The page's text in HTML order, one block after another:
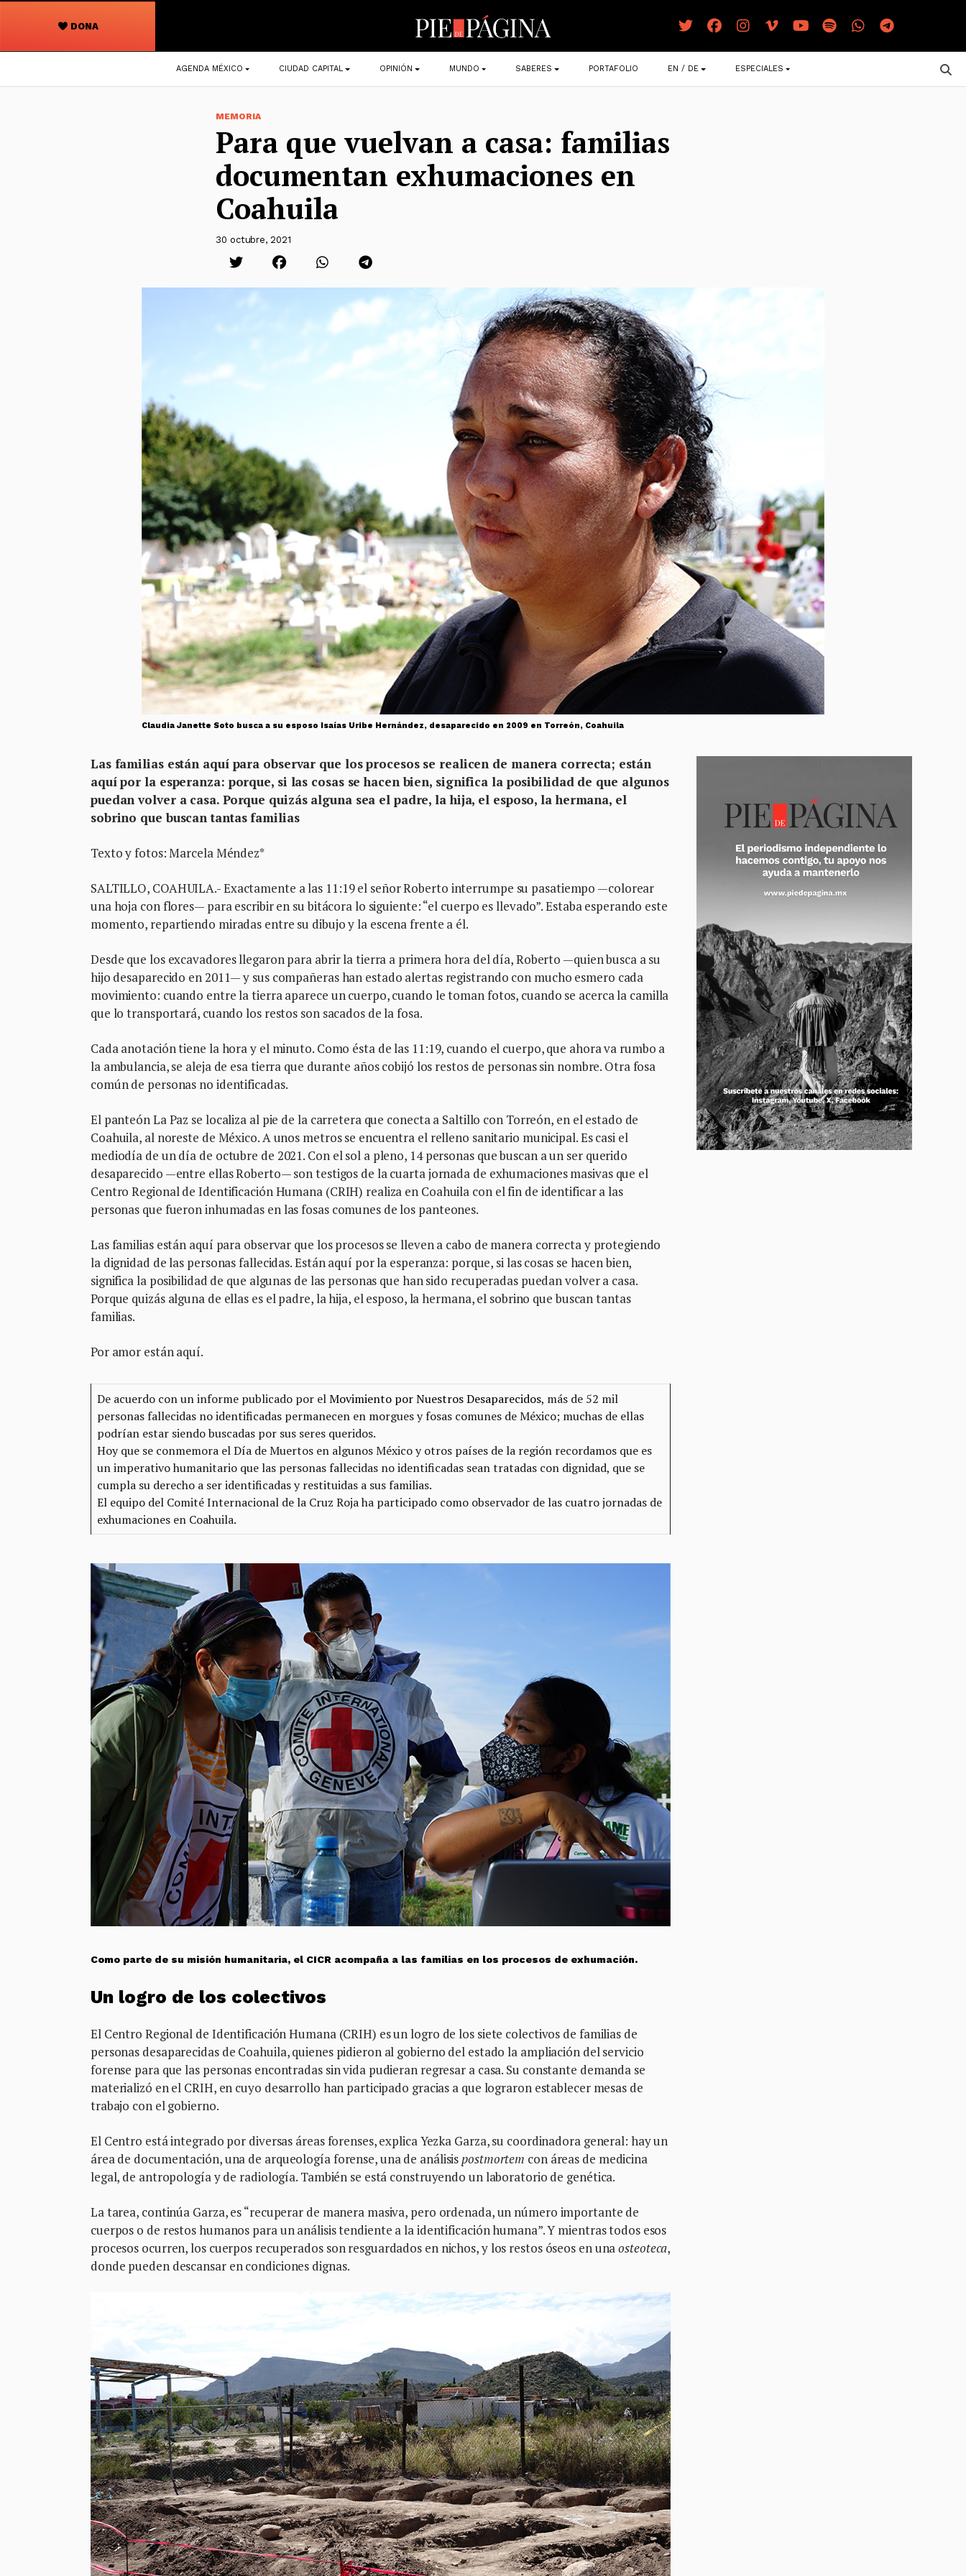
DONA
Navegación
principal
AGENDA MÉXICO CIUDAD CAPITAL OPINIÓN MUNDO SABERES PORTAFOLIO EN / DE ESPECIALES
MEMORIA
Para que vuelvan a casa: familias
documentan exhumaciones en
Coahuila
30 octubre, 2021
Claudia Janette Soto busca a su esposo Isaías Uribe Hernández, desaparecido en 2009 en Torreón, Coahuila
Las familias están aquí para observar que los procesos se realicen de manera correcta; están
aquí por la esperanza: porque, si las cosas se hacen bien, significa la posibilidad de que algunos
puedan volver a casa. Porque quizás alguna sea el padre, la hija, el esposo, la hermana, el
sobrino que buscan tantas familias
Texto y fotos: Marcela Méndez*
SALTILLO, COAHUILA.- Exactamente a las 11:19 el señor Roberto interrumpe su pasatiempo —colorear
una hoja con flores— para escribir en su bitácora lo siguiente: “el cuerpo es llevado”. Estaba esperando este
momento, repartiendo miradas entre su dibujo y la escena frente a él.
Desde que los excavadores llegaron para abrir la tierra a primera hora del día, Roberto —quien busca a su
hijo desaparecido en 2011— y sus compañeras han estado alertas registrando con mucho esmero cada
movimiento: cuando entre la tierra aparece un cuerpo, cuando le toman fotos, cuando se acerca la camilla
que lo transportará, cuando los restos son sacados de la fosa.
Cada anotación tiene la hora y el minuto. Como ésta de las 11:19, cuando el cuerpo, que ahora va rumbo a
la ambulancia, se aleja de esa tierra que durante años cobijó los restos de personas sin nombre. Otra fosa
común de personas no identificadas.
El panteón La Paz se localiza al pie de la carretera que conecta a Saltillo con Torreón, en el estado de
Coahuila, al noreste de México. A unos metros se encuentra el relleno sanitario municipal. Es casi el
mediodía de un día de octubre de 2021. Con el sol a pleno, 14 personas que buscan a un ser querido
desaparecido —entre ellas Roberto— son testigos de la cuarta jornada de exhumaciones masivas que el
Centro Regional de Identificación Humana (CRIH) realiza en Coahuila con el fin de identificar a las
personas que fueron inhumadas en las fosas comunes de los panteones.
Las familias están aquí para observar que los procesos se lleven a cabo de manera correcta y protegiendo
la dignidad de las personas fallecidas. Están aquí por la esperanza: porque, si las cosas se hacen bien,
significa la posibilidad de que algunas de las personas que han sido recuperadas puedan volver a casa.
Porque quizás alguna de ellas es el padre, la hija, el esposo, la hermana, el sobrino que buscan tantas
familias.
Por amor están aquí.
De acuerdo con un informe publicado por elMovimiento por Nuestros Desaparecidos, más de 52 mil
personas fallecidas no identificadas permanecen en morgues y fosas comunes de México; muchas de ellas
podrían estar siendo buscadas por sus seres queridos.
Hoy que se conmemora el Día de Muertos en algunos México y otros países de la región recordamos que es
un imperativo humanitario que las personas fallecidas no identificadas sean tratadas con dignidad, que se
cumpla su derecho a ser identificadas y restituidas a sus familias.
El equipo del Comité Internacional de la Cruz Roja ha participado como observador de las cuatro jornadas de
exhumaciones en Coahuila.
Como parte de su misión humanitaria, el CICR acompaña a las familias en los procesos de exhumación.
Un logro de los colectivos
El Centro Regional de Identificación Humana (CRIH) es un logro de los siete colectivos de familias de
personas desaparecidas de Coahuila, quienes pidieron al gobierno del estado la ampliación del servicio
forense para que las personas encontradas sin vida pudieran regresar a casa. Su constante demanda se
materializó en el CRIH, en cuyo desarrollo han participado gracias a que lograron establecer mesas de
trabajo con el gobierno.
El Centro está integrado por diversas áreas forenses, explica Yezka Garza, su coordinadora general: hay un
área de documentación, una de arqueología forense, una de análisispostmortem con áreas de medicina
legal, de antropología y de radiología. También se está construyendo un laboratorio de genética.
La tarea, continúa Garza, es “recuperar de manera masiva, pero ordenada, un número importante de
cuerpos o de restos humanos para un análisis tendiente a la identificación humana”. Y mientras todos esos
procesos ocurren, los cuerpos recuperados son resguardados en nichos, y los restos óseos en unaosteoteca,
donde pueden descansar en condiciones dignas.